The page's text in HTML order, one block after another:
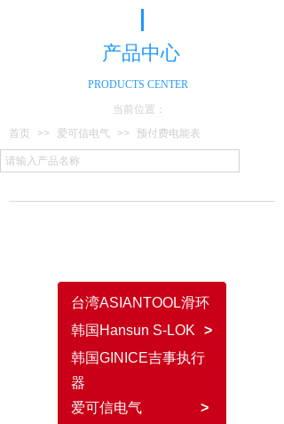
产品中心
PRODUCTS CENTER
当前位置：
首页
>> 爱可信电气 >> 预付费电能表
台湾ASIANTOOL滑环
韩国Hansun S-LOK
>
韩国GINICE吉事执行
器
爱可信电气
>